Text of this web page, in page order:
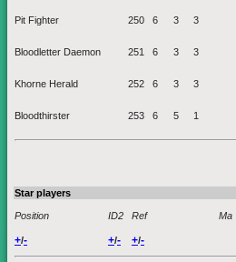
Pit Fighter 250 6 3 3
Bloodletter Daemon 251 6 3 3
Khorne Herald 252 6 3 3
Bloodthirster 253 6 5 1
Star players
Position ID2 Ref Ma
+/- +/- +/-